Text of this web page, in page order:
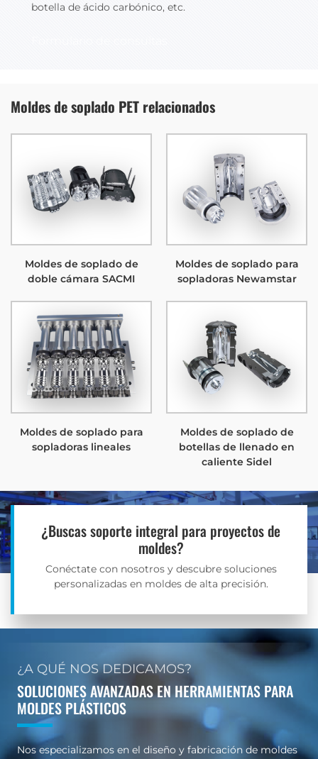
botella de ácido carbónico, etc.
Moldes de soplado PET relacionados
Moldes de soplado de
doble cámara SACMI
Moldes de soplado para
sopladoras Newamstar
Moldes de soplado para
sopladoras lineales
Moldes de soplado de
botellas de llenado en
caliente Sidel
¿Buscas soporte integral para proyectos de
moldes?
Conéctate con nosotros y descubre soluciones
personalizadas en moldes de alta precisión.
¿A QUÉ NOS DEDICAMOS?
SOLUCIONES AVANZADAS EN HERRAMIENTAS PARA
MOLDES PLÁSTICOS
Nos especializamos en el diseño y fabricación de moldes